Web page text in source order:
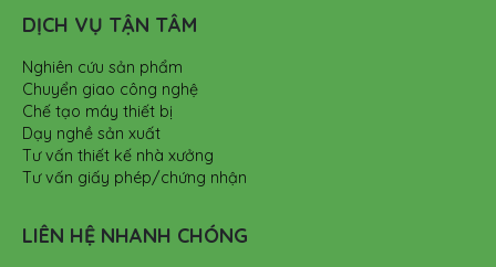
DỊCH VỤ TẬN TÂM
Nghiên cứu sản phẩm
Chuyển giao công nghệ
Chế tạo máy thiết bị
Dạy nghề sản xuất
Tư vấn thiết kế nhà xưởng
Tư vấn giấy phép/chứng nhận
LIÊN HỆ NHANH CHÓNG